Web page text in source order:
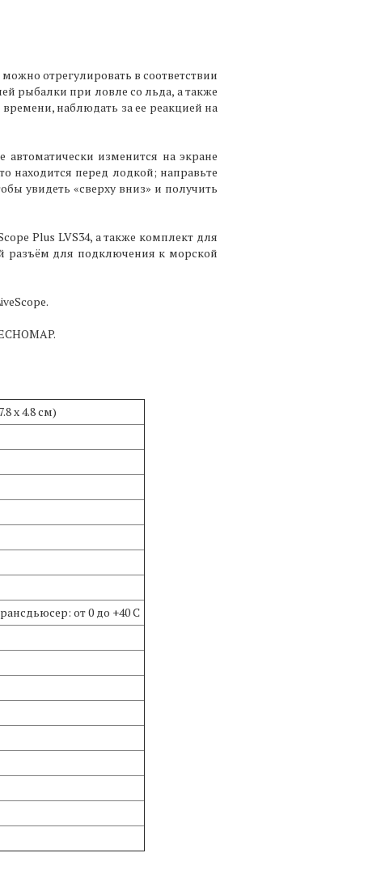
отрегулировать в соответствии
рыбалки при ловле со льда, а также
наблюдать за ее реакцией на
изменится на экране
находится перед лодкой; направьте
увидеть «сверху вниз» и получить
Plus LVS34, а также комплект для
разъём для подключения к морской
x 4.8 см)
от 0 до +40 C